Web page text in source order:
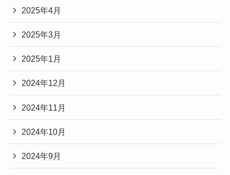
2025年4月
2025年3月
2025年1月
2024年12月
2024年11月
2024年10月
2024年9月